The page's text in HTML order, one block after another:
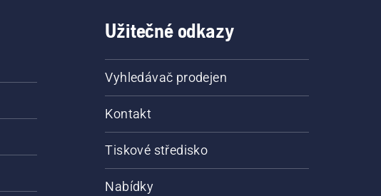
Užitečné odkazy
Vyhledávač prodejen
Kontakt
Tiskové středisko
Nabídky